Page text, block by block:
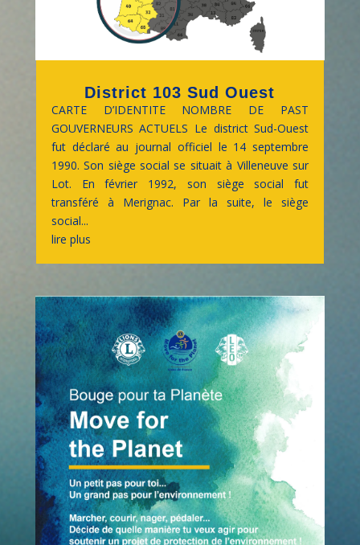
District 103 Sud Ouest
CARTE D’IDENTITE NOMBRE DE PAST
GOUVERNEURS ACTUELS Le district Sud-Ouest
fut déclaré au journal officiel le 14 septembre
1990. Son siège social se situait à Villeneuve sur
Lot. En février 1992, son siège social fut
transféré à Merignac. Par la suite, le siège
social...
lire plus